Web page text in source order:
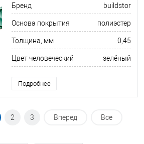
Бренд buildstor
Основа покрытия полиэстер
Толщина, мм 0,45
Цвет человеческий зелёный
Подробнее
2 3 Вперед Все